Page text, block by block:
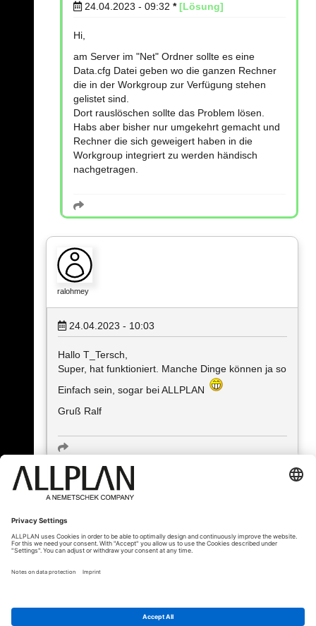
24.04.2023 - 09:32 * [Lösung]
Hi,
am Server im "Net" Ordner sollte es eine
Data.cfg Datei geben wo die ganzen Rechner
die in der Workgroup zur Verfügung stehen
gelistet sind.
Dort rauslöschen sollte das Problem lösen.
Habs aber bisher nur umgekehrt gemacht und
Rechner die sich geweigert haben in die
Workgroup integriert zu werden händisch
nachgetragen.
ralohmey
24.04.2023 - 10:03
Hallo T_Tersch,
Super, hat funktioniert. Manche Dinge können ja so
Einfach sein, sogar bei ALLPLAN
Gruß Ralf
« Zurück